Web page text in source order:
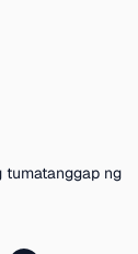
tumatanggap ng